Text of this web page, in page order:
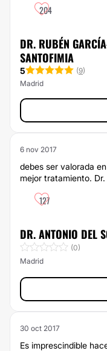
204
DR. RUBÉN
SANTOFIMIA
5 (9)
Madrid
6 nov 2017
debes ser valorada
mejor tratamiento.
127
DR. ANTONIO DEL
(0)
Madrid
30 oct 2017
Es imprescindible